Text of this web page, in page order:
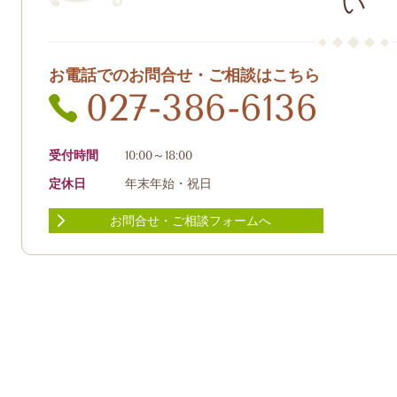
お電話でのお問合せ・ご相談はこちら
027-386-6136
受付時間
10:00～18:00
定休日
年末年始・祝日
お問合せ・ご相談フォームへ